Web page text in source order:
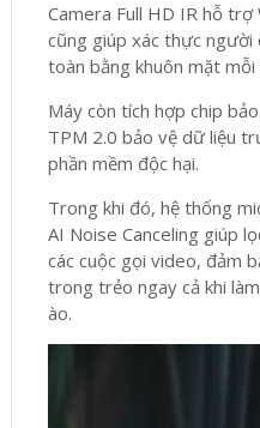
Camera Full HD IR hỗ
cũng giúp xác thực người
toàn bằng khuôn mặt mỗi
Máy còn tích hợp chip
TPM 2.0 bảo vệ dữ liệu
phần mềm độc hại.
Trong khi đó, hệ thống
AI Noise Canceling giúp
các cuộc gọi video, đảm
trong trẻo ngay cả khi
ào.